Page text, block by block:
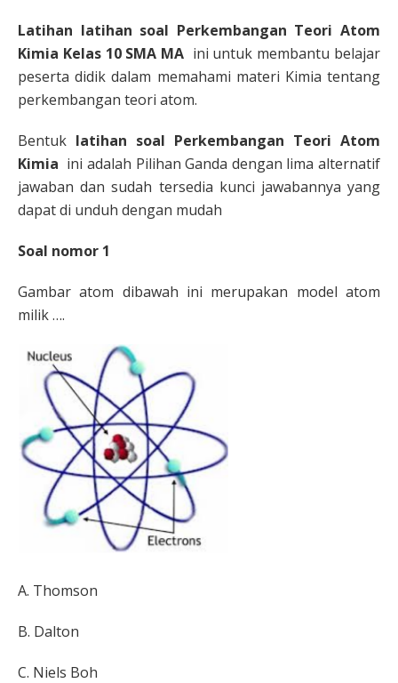
Latihan latihan soal Perkembangan Teori Atom
Kimia Kelas 10 SMA MA ini untuk membantu belajar
peserta didik dalam memahami materi Kimia tentang
perkembangan teori atom.
Bentuk latihan soal Perkembangan Teori Atom
Kimia ini adalah Pilihan Ganda dengan lima alternatif
jawaban dan sudah tersedia kunci jawabannya yang
dapat di unduh dengan mudah
Soal nomor 1
Gambar atom dibawah ini merupakan model atom
milik ….
A. Thomson
B. Dalton
C. Niels Boh